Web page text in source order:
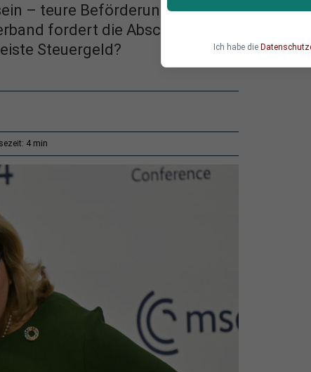
– teure Beförderungen und
fordert die Abschaffung fast aller
Steuergeld?
4 min
Ich habe die